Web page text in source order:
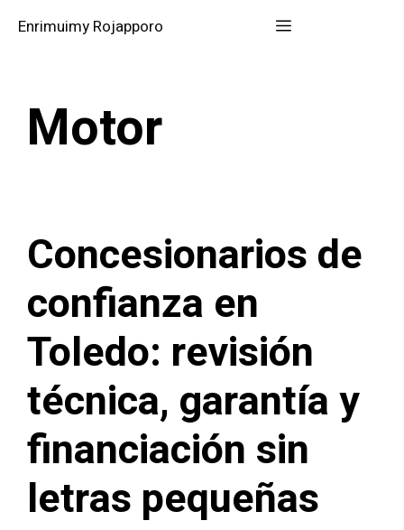
Enrimuimy Rojapporo Menú
Motor
Concesionarios de
confianza en
Toledo: revisión
técnica, garantía y
financiación sin
letras pequeñas